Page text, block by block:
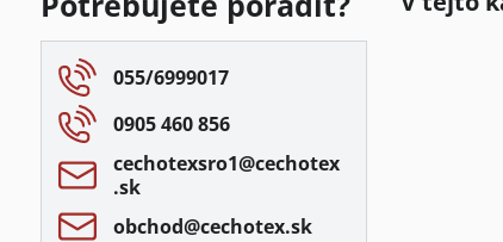
055/6999017
0905 460 856
cechotexsro1​@cechotex​
.sk
obchod​@cechotex​.sk